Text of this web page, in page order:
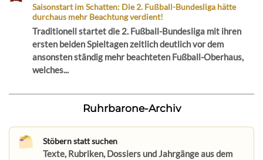
Saisonstart im Schatten: Die 2. Fußball-Bundesliga hätte
durchaus mehr Beachtung verdient!
Traditionell startet die 2. Fußball-Bundesliga mit ihren
ersten beiden Spieltagen zeitlich deutlich vor dem
ansonsten ständig mehr beachteten Fußball-Oberhaus,
welches...
Ruhrbarone-Archiv
Stöbern statt suchen
Texte, Rubriken, Dossiers und Jahrgänge aus dem